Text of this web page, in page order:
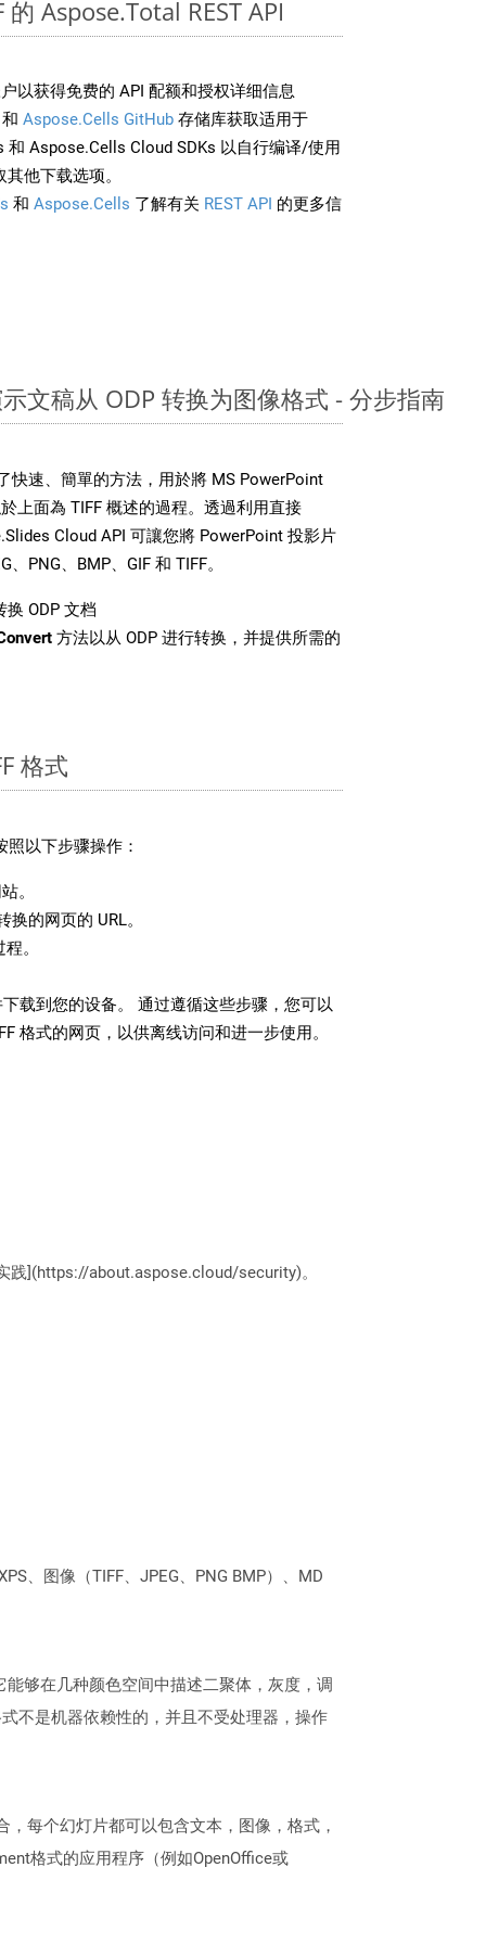
Aspose.Total REST API
以获得免费的 API 配额和授权详细信息
和 Aspose.Cells GitHub 存储库获取适用于
和 Aspose.Cells Cloud SDKs 以自行编译/使用
其他下载选项。
和 Aspose.Cells 了解有关 REST API 的更多信
文稿从 ODP 转换为图像格式 - 分步指南
快速、簡單的方法，用於將 MS PowerPoint
上面為 TIFF 概述的過程。透過利用直接
Cloud API 可讓您將 PowerPoint 投影片
PNG、BMP、GIF 和 TIFF。
换 ODP 文档
方法以从 ODP 进行转换，并提供所需的
格式
以下步骤操作：
。
的网页的 URL。
。
载到您的设备。 通过遵循这些步骤，您可以
格式的网页，以供离线访问和进一步使用。
践](https://about.aspose.cloud/security)。
、图像（TIFF、JPEG、PNG BMP）、MD
够在几种颜色空间中描述二聚体，灰度，调
不是机器依赖性的，并且不受处理器，操作
每个幻灯片都可以包含文本，图像，格式，
格式的应用程序（例如OpenOffice或